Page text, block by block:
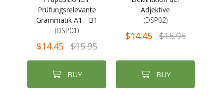
Prüfungsrelevante
Grammatik A1 - B1
(DSP01)
$14.45 $15.95
BUY
Adjektive
(DSP02)
$14.45 $15.95
BUY